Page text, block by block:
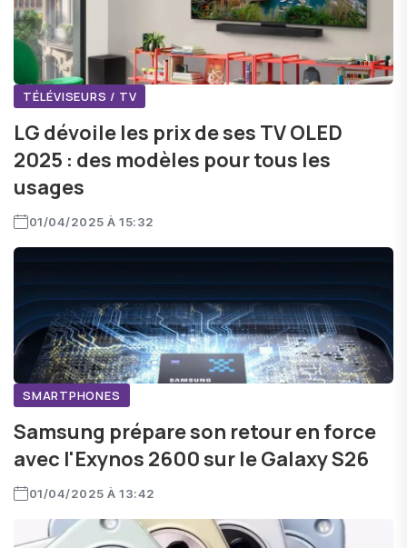
TÉLÉVISEURS / TV
LG dévoile les prix de ses TV OLED
2025 : des modèles pour tous les
usages
01/04/2025 À 15:32
SMARTPHONES
Samsung prépare son retour en force
avec l'Exynos 2600 sur le Galaxy S26
01/04/2025 À 13:42